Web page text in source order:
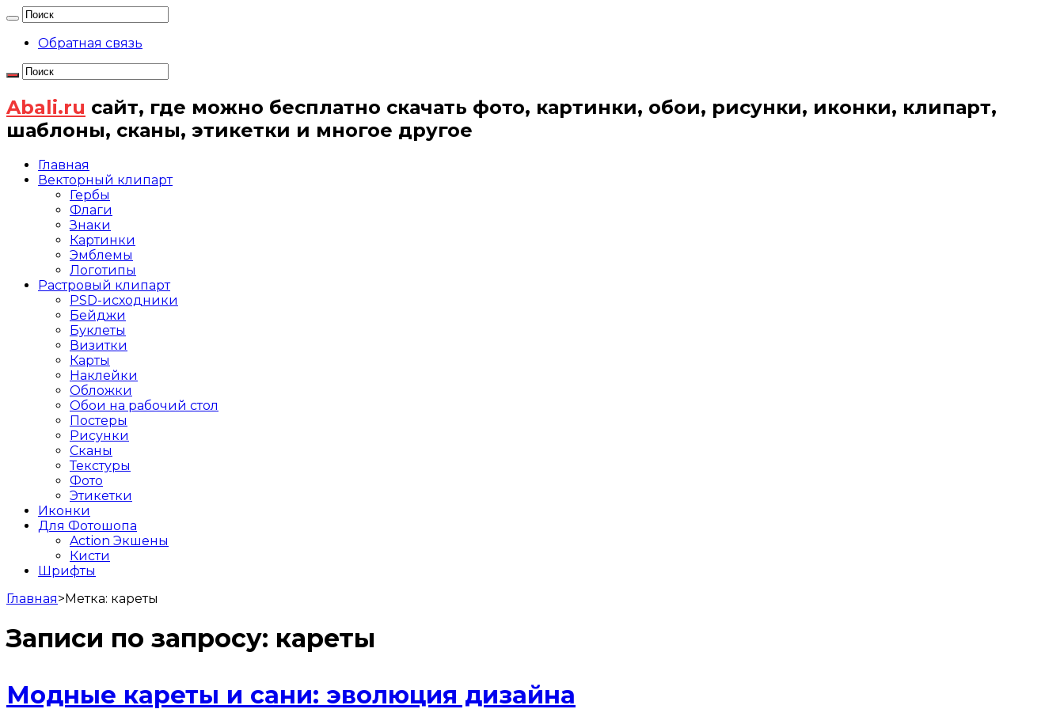
Обратная связь
Abali.ru сайт, где можно бесплатно скачать фото, картинки, обои, рисунки, иконки, клипарт,
шаблоны, сканы, этикетки и многое другое
Главная
Векторный клипарт
Гербы
Флаги
Знаки
Картинки
Эмблемы
Логотипы
Растровый клипарт
PSD-исходники
Бейджи
Буклеты
Визитки
Карты
Наклейки
Обложки
Обои на рабочий стол
Постеры
Рисунки
Сканы
Текстуры
Фото
Этикетки
Иконки
Для Фотошопа
Action Экшены
Кисти
Шрифты
Главная>Метка: кареты
Записи по запросу: кареты
Модные кареты и сани: эволюция дизайна